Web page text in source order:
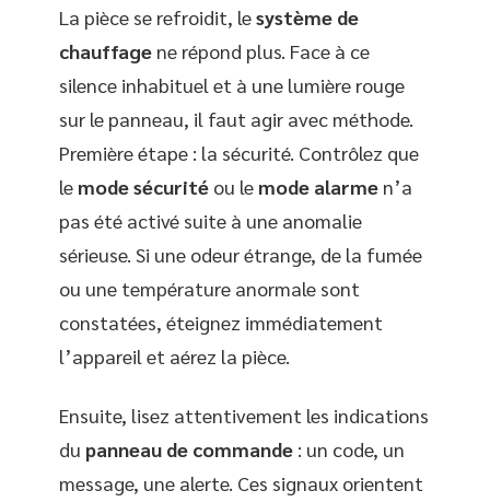
La pièce se refroidit, lesystème de
chauffage ne répond plus. Face à ce
silence inhabituel et à une lumière rouge
sur le panneau, il faut agir avec méthode.
Première étape : la sécurité. Contrôlez que
le mode sécurité ou le mode alarme n’a
pas été activé suite à une anomalie
sérieuse. Si une odeur étrange, de la fumée
ou une température anormale sont
constatées, éteignez immédiatement
l’appareil et aérez la pièce.
Ensuite, lisez attentivement les indications
du panneau de commande : un code, un
message, une alerte. Ces signaux orientent